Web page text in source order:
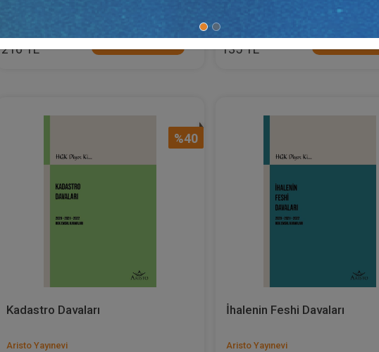
360 TL
216 TL
225 TL
135 TL
%40
Kadastro Davaları
Aristo Yayınevi
İhalenin Feshi Davaları
Aristo Yayınevi